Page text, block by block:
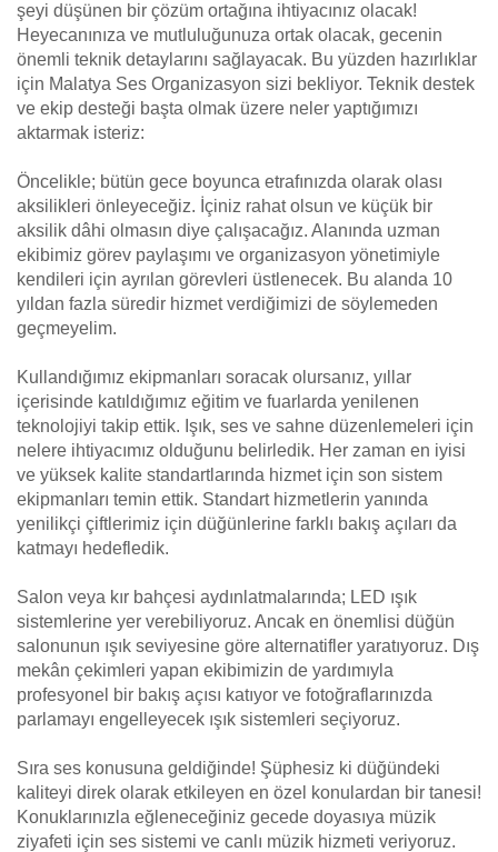
şeyi düşünen bir çözüm ortağına ihtiyacınız olacak!
Heyecanınıza ve mutluluğunuza ortak olacak, gecenin
önemli teknik detaylarını sağlayacak. Bu yüzden hazırlıklar
için Malatya Ses Organizasyon sizi bekliyor. Teknik destek
ve ekip desteği başta olmak üzere neler yaptığımızı
aktarmak isteriz:
Öncelikle; bütün gece boyunca etrafınızda olarak olası
aksilikleri önleyeceğiz. İçiniz rahat olsun ve küçük bir
aksilik dâhi olmasın diye çalışacağız. Alanında uzman
ekibimiz görev paylaşımı ve organizasyon yönetimiyle
kendileri için ayrılan görevleri üstlenecek. Bu alanda 10
yıldan fazla süredir hizmet verdiğimizi de söylemeden
geçmeyelim.
Kullandığımız ekipmanları soracak olursanız, yıllar
içerisinde katıldığımız eğitim ve fuarlarda yenilenen
teknolojiyi takip ettik. Işık, ses ve sahne düzenlemeleri için
nelere ihtiyacımız olduğunu belirledik. Her zaman en iyisi
ve yüksek kalite standartlarında hizmet için son sistem
ekipmanları temin ettik. Standart hizmetlerin yanında
yenilikçi çiftlerimiz için düğünlerine farklı bakış açıları da
katmayı hedefledik.
Salon veya kır bahçesi aydınlatmalarında; LED ışık
sistemlerine yer verebiliyoruz. Ancak en önemlisi düğün
salonunun ışık seviyesine göre alternatifler yaratıyoruz. Dış
mekân çekimleri yapan ekibimizin de yardımıyla
profesyonel bir bakış açısı katıyor ve fotoğraflarınızda
parlamayı engelleyecek ışık sistemleri seçiyoruz.
Sıra ses konusuna geldiğinde! Şüphesiz ki düğündeki
kaliteyi direk olarak etkileyen en özel konulardan bir tanesi!
Konuklarınızla eğleneceğiniz gecede doyasıya müzik
ziyafeti için ses sistemi ve canlı müzik hizmeti veriyoruz.